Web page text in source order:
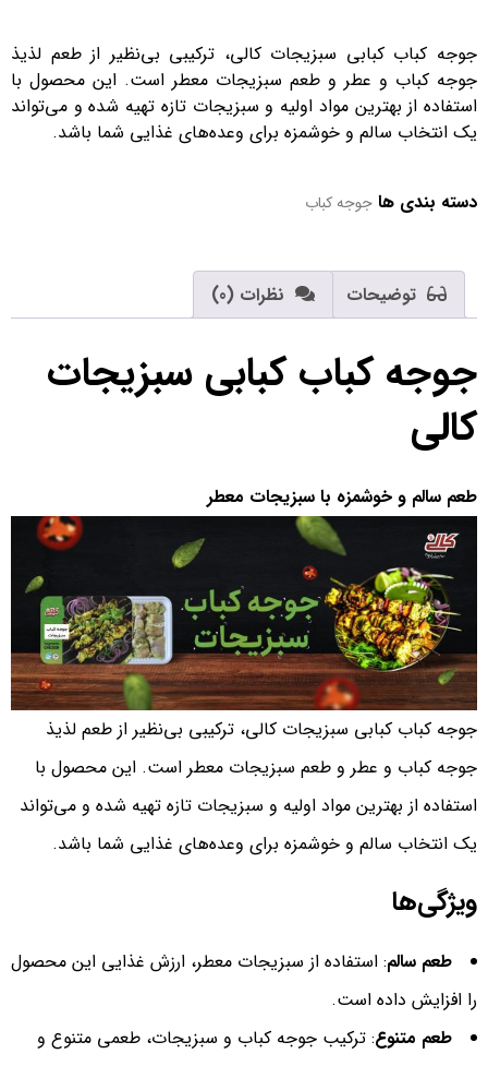
جوجه کباب کبابی سبزیجات کالی، ترکیبی بی‌نظیر از طعم لذیذ
جوجه کباب و عطر و طعم سبزیجات معطر است. این محصول با
استفاده از بهترین مواد اولیه و سبزیجات تازه تهیه شده و می‌تواند
یک انتخاب سالم و خوشمزه برای وعده‌های غذایی شما باشد.
دسته بندی ها جوجه کباب
توضیحات نظرات (0)
جوجه کباب کبابی سبزیجات
کالی
طعم سالم و خوشمزه با سبزیجات معطر
جوجه کباب کبابی سبزیجات کالی، ترکیبی بی‌نظیر از طعم لذیذ
جوجه کباب و عطر و طعم سبزیجات معطر است. این محصول با
استفاده از بهترین مواد اولیه و سبزیجات تازه تهیه شده و می‌تواند
یک انتخاب سالم و خوشمزه برای وعده‌های غذایی شما باشد.
ویژگی‌ها
طعم سالم: استفاده از سبزیجات معطر، ارزش غذایی این محصول
را افزایش داده است.
طعم متنوع: ترکیب جوجه کباب و سبزیجات، طعمی متنوع و